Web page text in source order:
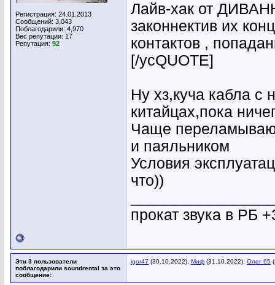
Регистрация: 24.01.2013
Сообщений: 3,043
Поблагодарили: 4,970
Вес репутации: 17
Репутация: 92
Лайв-хак от
законнектив их
контактов ,
[/усQUOTE]
Ну хз,куча кабла с
китайцах,пока
Чаще
и паяльником
Условия
что))
прокат звука в РБ
Эти 3 пользователи
поблагодарили soundrental за это
сообщение:
igor47 (30.10.2022), Миф (31.10.2022), Олег 65